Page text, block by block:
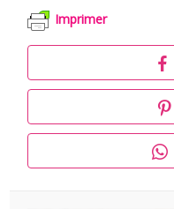
Imprimer